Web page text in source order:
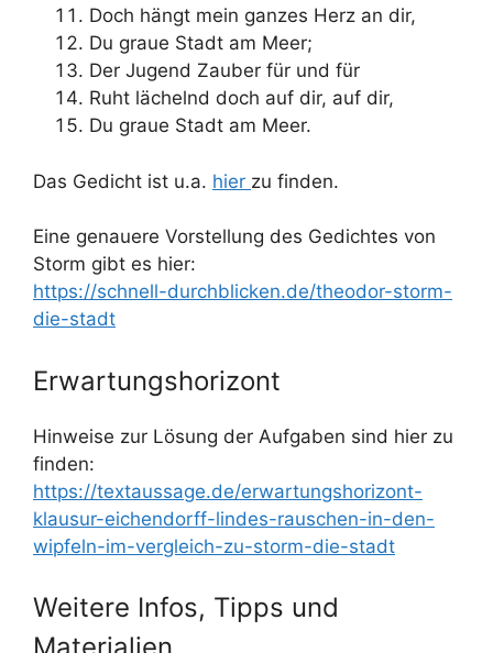
Doch hängt mein ganzes Herz an dir,
Du graue Stadt am Meer;
Der Jugend Zauber für und für
Ruht lächelnd doch auf dir, auf dir,
Du graue Stadt am Meer.
Das Gedicht ist u.a. hier zu finden.
Eine genauere Vorstellung des Gedichtes von
Storm gibt es hier:
https://schnell-durchblicken.de/theodor-storm-
die-stadt
Erwartungshorizont
Hinweise zur Lösung der Aufgaben sind hier zu
finden:
https://textaussage.de/erwartungshorizont-
klausur-eichendorff-lindes-rauschen-in-den-
wipfeln-im-vergleich-zu-storm-die-stadt
Weitere Infos, Tipps und